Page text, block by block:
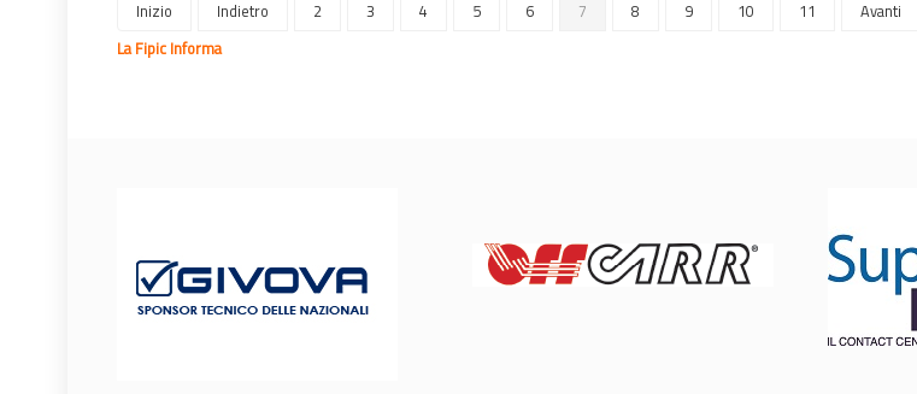
Inizio Indietro 2 3 4 5 6 7 8 9 10 11 Avanti
La Fipic Informa